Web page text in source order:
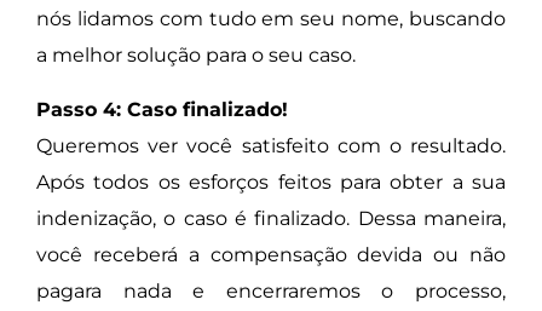
nós lidamos com tudo em seu nome, buscando
a melhor solução para o seu caso.
Passo 4: Caso finalizado!
Queremos ver você satisfeito com o resultado.
Após todos os esforços feitos para obter a sua
indenização, o caso é finalizado. Dessa maneira,
você receberá a compensação devida ou não
pagara nada e encerraremos o processo,